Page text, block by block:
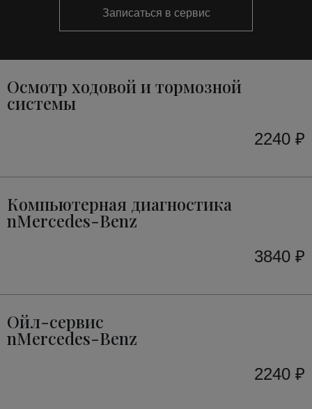
Записаться в сервис
Осмотр ходовой и тормозной
системы
2240 ₽
Компьютерная диагностика
nMercedes-Benz
3840 ₽
Ойл-сервис
nMercedes-Benz
2240 ₽